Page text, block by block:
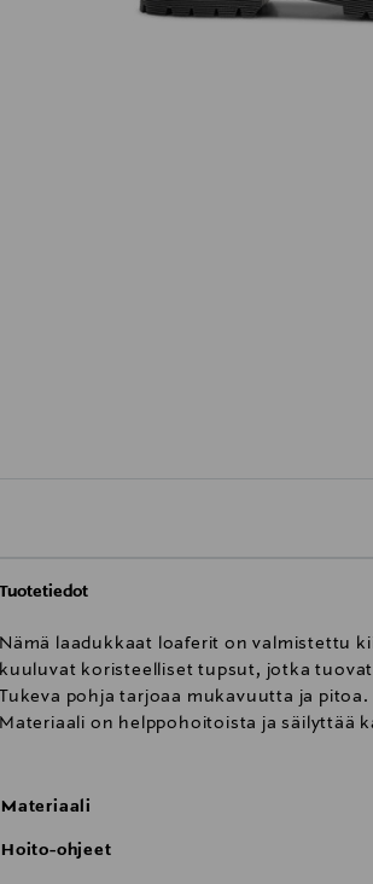
Tuotetiedot
Nämä laadukkaat loaferit on valmistettu
kuuluvat koristeelliset tupsut, jotka
Tukeva pohja tarjoaa mukavuutta ja
Materiaali on helppohoitoista ja säilyttää
Materiaali
Hoito-ohjeet